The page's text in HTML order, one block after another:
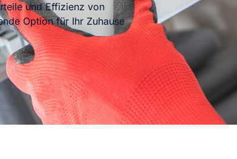
und Effizienz von
Option für Ihr Zuhause